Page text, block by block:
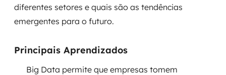
Modernização tecnológica
Migração para Cloud
diferentes setores e quais são as tendências
emergentes para o futuro.
Principais Aprendizados
Big Data permite que empresas tomem